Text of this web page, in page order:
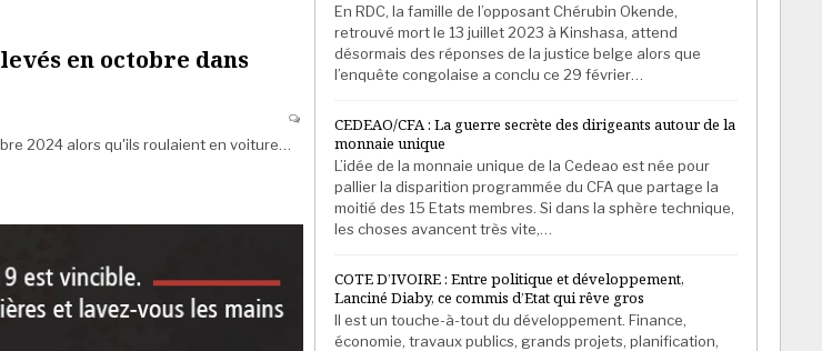
en octobre dans
2024 alors qu'ils roulaient en voiture…
En RDC, la famille de l’opposant Chérubin Okende,
retrouvé mort le 13 juillet 2023 à Kinshasa, attend
désormais des réponses de la justice belge alors que
l’enquête congolaise a conclu ce 29 février…
CEDEAO/CFA : La guerre secrète des dirigeants autour de la
monnaie unique
L’idée de la monnaie unique de la Cedeao est née pour
pallier la disparition programmée du CFA que partage la
moitié des 15 Etats membres. Si dans la sphère technique,
les choses avancent très vite,…
COTE D’IVOIRE : Entre politique et développement,
Lanciné Diaby, ce commis d’Etat qui rêve gros
Il est un touche-à-tout du développement. Finance,
économie, travaux publics, grands projets, planification,